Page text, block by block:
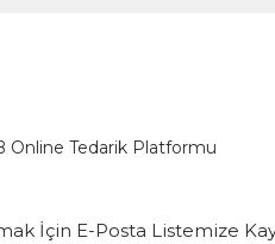
Online Tedarik Platformu
İçin E-Posta Listemize